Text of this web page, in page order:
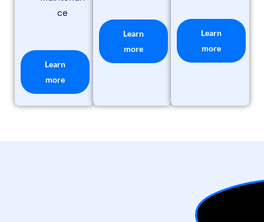
ce
Learn
more
Learn
more
Learn
more